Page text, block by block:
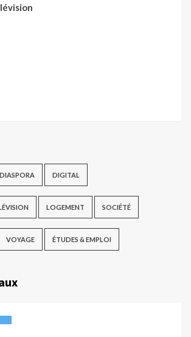
DIASPORA DIGITAL
LOGEMENT SOCIÉTÉ
VOYAGE ÉTUDES & EMPLOI